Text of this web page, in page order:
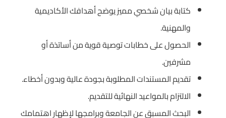
كتابة بيان شخصي مميز يوضح أهدافك الأكاديمية
والمهنية.
الحصول على خطابات توصية قوية من أساتذة أو
مشرفين.
تقديم المستندات المطلوبة بجودة عالية وبدون أخطاء.
الالتزام بالمواعيد النهائية للتقديم.
البحث المسبق عن الجامعة وبرامجها لإظهار اهتمامك